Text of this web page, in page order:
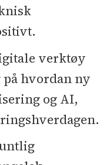
verktøy
hvordan ny
og AI,